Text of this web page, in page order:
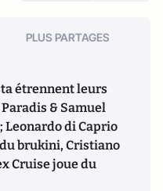
PLUS PARTAGES
étrennent leurs
& Samuel
di Caprio
brukini, Cristiano
Cruise joue du